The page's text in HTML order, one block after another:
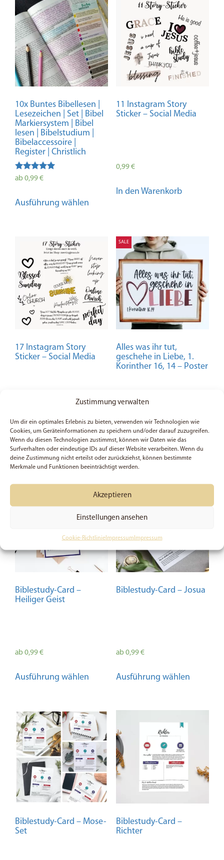
Zustimmung verwalten
Um dir ein optimales Erlebnis zu bieten, verwenden wir Technologien wie
Cookies, um Geräteinformationen zu speichern und/oder darauf zuzugreifen.
Wenn du diesen Technologien zustimmst, können wir Daten wie das
Surfverhalten oder eindeutige IDs auf dieser Website verarbeiten. Wenn du
deine Zustimmung nicht erteilst oder zurückziehst, können bestimmte
Merkmale und Funktionen beeinträchtigt werden.
Akzeptieren
Einstellungen ansehen
Cookie-RichtlinieImpressum Impressum
10x Buntes Bibellesen |
Lesezeichen | Set | Bibel
Markiersystem | Bibel
lesen | Bibelstudium |
Bibelaccessoire |
Register | Christlich
Bewertet
von 5
ab 0,99€
Ausführung wählen
Varianten
auf.
Die
Optionen
können
auf
der
Produktseite
gewählt
werden
11 Instagram Story
Sticker – Social Media
0,99€
In den Warenkorb
17 Instagram Story
Sticker – Social Media
In den Warenkorb
SALE
Alles was ihr tut,
geschehe in Liebe, 1.
Korinther 16, 14 – Poster
Preis:2,50€(Du sparst 0%)
Ausführung wählen
Dieses
Produkt
weist
auf
gewählt
Biblestudy-Card –
Heiliger Geist
ab 0,99€
Ausführung wählen Produkt
Varianten
auf.
Die
Optionen
können
auf
der
Produktseite
gewählt
werden
Biblestudy-Card – Josua
ab 0,99€
Ausführung wählenProdukt
können
auf
Biblestudy-Card – Mose-
Set
Biblestudy-Card –
Richter